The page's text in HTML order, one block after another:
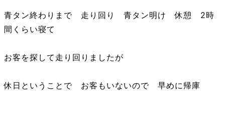
青タン終わりまで 走り回り 青タン明け 休憩 2時
間くらい寝て
お客を探して走り回りましたが
休日ということで お客もいないので 早めに帰庫